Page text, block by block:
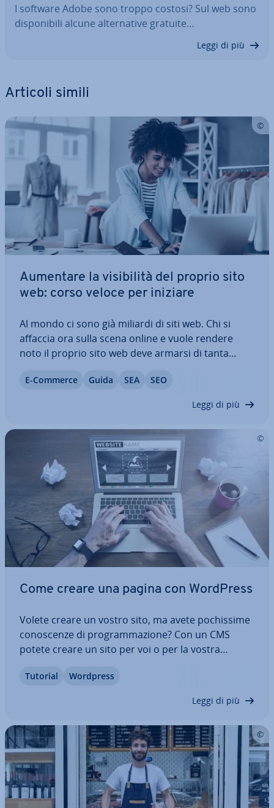
I software Adobe sono troppo costosi? Sul web sono
di­spo­ni­bi­li alcune al­ter­na­ti­ve gratuite…
Leggi di più
Articoli simili
Aumentare la vi­si­bi­li­tà del proprio sito
web: corso veloce per iniziare
Al mondo ci sono già miliardi di siti web. Chi si
affaccia ora sulla scena online e vuole rendere
noto il proprio sito web deve armarsi di tanta
marketing offre moltre pos­si­bi­li­tà per ottenere i
E-Commerce Guida SEA SEO
Leggi di più
Come creare una pagina con WordPress
Volete creare un vostro sito, ma avete po­chis­si­me
co­no­scen­ze di pro­gram­ma­zio­ne? Con un CMS
potete creare un sito per voi o per la vostra
HTML. La nostra guida di WordPress vi guida
passo per passo nella creazione del vostro sito: a…
Tutorial Wordpress
Leggi di più